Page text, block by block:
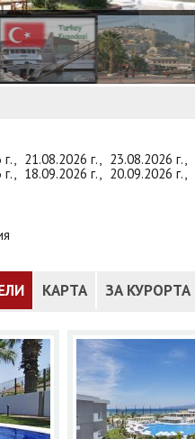
г., 21.08.2026 г., 23.08.2026 г.,
г., 18.09.2026 г., 20.09.2026 г.,
КАРТА ЗА КУРОРТА